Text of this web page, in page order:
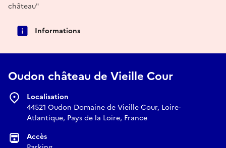
château"
Informations
Oudon château de Vieille Cour
Localisation
44521 Oudon Domaine de Vieille Cour, Loire-
Atlantique, Pays de la Loire, France
Accès